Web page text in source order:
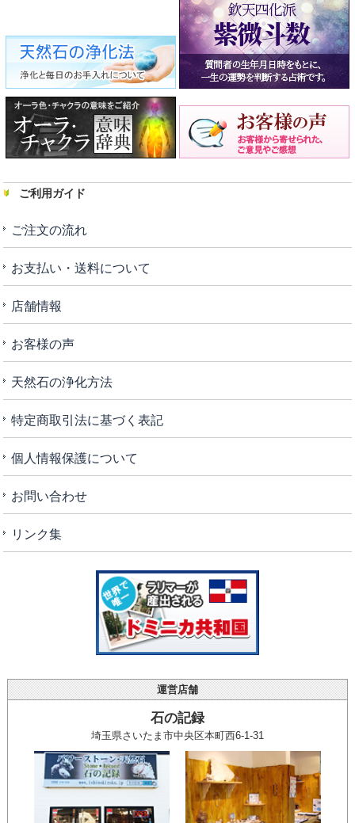
ご利用ガイド
ご注文の流れ
お支払い・送料について
店舗情報
お客様の声
天然石の浄化方法
特定商取引法に基づく表記
個人情報保護について
お問い合わせ
リンク集
運営店舗
石の記録
埼玉県さいたま市中央区本町西6-1-31